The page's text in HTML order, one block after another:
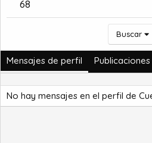
68
Buscar
Mensajes de perfil Publicaciones
No hay mensajes en el perfil de